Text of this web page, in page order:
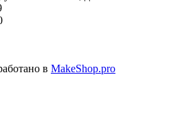
в MakeShop.pro